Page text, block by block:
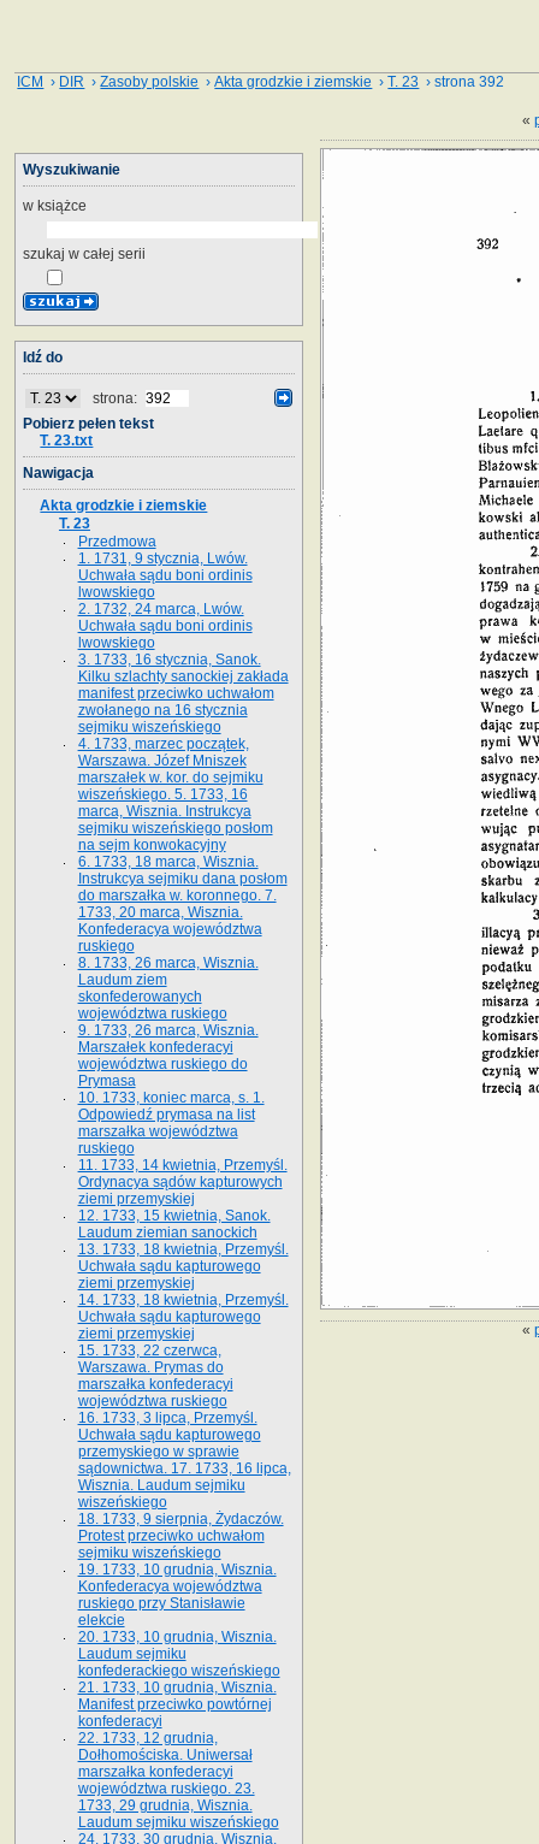
ICM › DIR ›Zasoby polskie ›Akta grodzkie i ziemskie ›T. 23 › strona 392
«
«
Wyszukiwanie
w książce
szukaj w całej serii
Idź do
strona:
Pobierz pełen tekst
T. 23.txt
Nawigacja
Akta grodzkie i ziemskie
T. 23
Przedmowa
1. 1731, 9 stycznia, Lwów.
Uchwała sądu boni ordinis
lwowskiego
2. 1732, 24 marca, Lwów.
Uchwała sądu boni ordinis
lwowskiego
3. 1733, 16 stycznia, Sanok.
Kilku szlachty sanockiej zakłada
manifest przeciwko uchwałom
zwołanego na 16 stycz­nia
sejmiku wiszeńskiego
4. 1733, marzec początek,
Warszawa. Józef Mniszek
marszałek w. kor. do sejmiku
wiszeńskiego. 5. 1733, 16
marca, Wisznia. Instrukcya
sejmiku wiszeńskiego posłom
na sejm konwokacyjny
6. 1733, 18 marca, Wisznia.
Instrukcya sejmiku dana posłom
do marszałka w. koronnego. 7.
1733, 20 marca, Wisznia.
Konfederacya województwa
ruskiego
8. 1733, 26 marca, Wisznia.
Laudum ziem
skonfederowanych
województwa ruskiego
9. 1733, 26 marca, Wisznia.
Marszałek konfederacyi
województwa ruskiego do
Prymasa
10. 1733, koniec marca, s. 1.
Odpowiedź prymasa na list
marszałka województwa
ruskiego
11. 1733, 14 kwietnia, Przemyśl.
Ordynacya sądów kapturowych
ziemi przemyskiej
12. 1733, 15 kwietnia, Sanok.
Laudum ziemian sanockich
13. 1733, 18 kwietnia, Przemyśl.
Uchwała sądu kapturowego
ziemi przemyskiej
14. 1733, 18 kwietnia, Przemyśl.
Uchwała sądu kapturowego
ziemi przemyskiej
15. 1733, 22 czerwca,
Warszawa. Prymas do
marszałka konfederacyi
województwa ruskiego
16. 1733, 3 lipca, Przemyśl.
Uchwała sądu kapturowego
przemyskiego w sprawie
sądownictwa. 17. 1733, 16 lipca,
Wisznia. Laudum sejmiku
wiszeńskiego
18. 1733, 9 sierpnia, Żydaczów.
Protest przeciwko uchwałom
sejmiku wiszeńskiego
19. 1733, 10 grudnia, Wisznia.
Konfederacya województwa
ruskiego przy Stanisławie
elekcie
20. 1733, 10 grudnia, Wisznia.
Laudum sejmiku
konfederackiego wiszeńskiego
21. 1733, 10 grudnia, Wisznia.
Manifest przeciwko powtórnej
konfederacyi
22. 1733, 12 grudnia,
Dołhomościska. Uniwersał
marszałka konfederacyi
województwa ruskiego. 23.
1733, 29 grudnia, Wisznia.
Laudum sejmiku wiszeńskiego
24. 1733, 30 grudnia, Wisznia.